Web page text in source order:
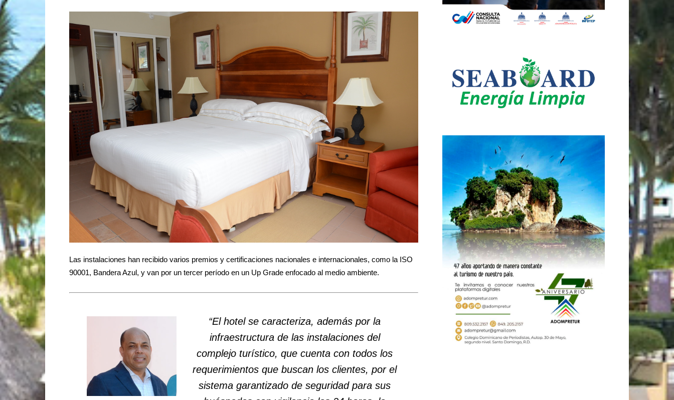
Las instalaciones han recibido varios premios y certificaciones nacionales e internacionales, como la ISO
90001, Bandera Azul, y van por un tercer período en un Up Grade enfocado al medio ambiente.
“El hotel se caracteriza, además por la
infraestructura de las instalaciones del
complejo turístico, que cuenta con todos los
requerimientos que buscan los clientes, por el
sistema garantizado de seguridad para sus